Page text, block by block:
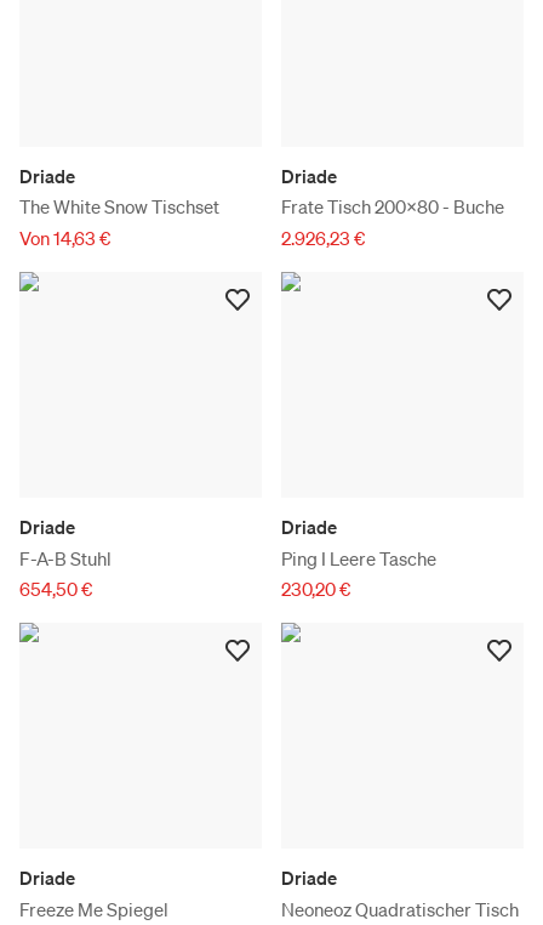
Driade
The White Snow Tischset
Von 14,63 €
Driade
Frate Tisch 200x80 - Buche
2.926,23 €
Driade
F-A-B Stuhl
654,50 €
Driade
Ping I Leere Tasche
230,20 €
Driade
Freeze Me Spiegel
Driade
Neoneoz Quadratischer Tisch